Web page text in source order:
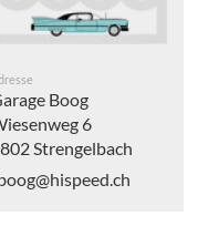
Boog
6
Strengelbach